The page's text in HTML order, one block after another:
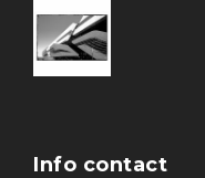
Info contact